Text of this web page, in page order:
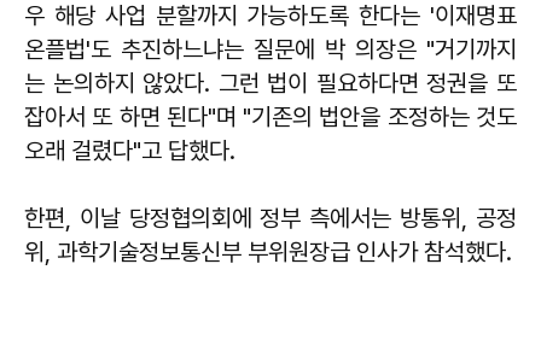
우 해당 사업 분할까지 가능하도록 한다는 '이재명표
온플법'도 추진하느냐는 질문에 박 의장은 "거기까지
는 논의하지 않았다. 그런 법이 필요하다면 정권을 또
잡아서 또 하면 된다"며 "기존의 법안을 조정하는 것도
오래 걸렸다"고 답했다.
한편, 이날 당정협의회에 정부 측에서는 방통위, 공정
위, 과학기술정보통신부 부위원장급 인사가 참석했다.